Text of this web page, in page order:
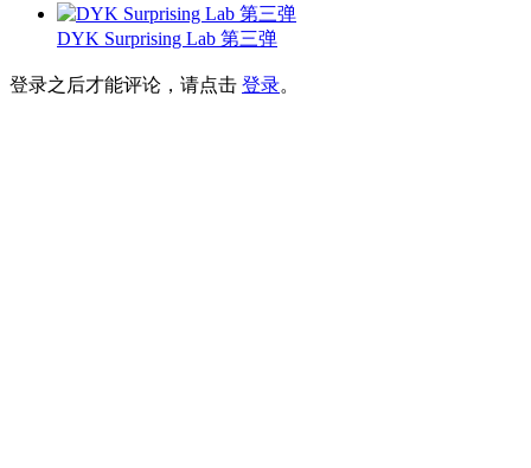
DYK Surprising Lab 第三弹
登录之后才能评论，请点击 登录。